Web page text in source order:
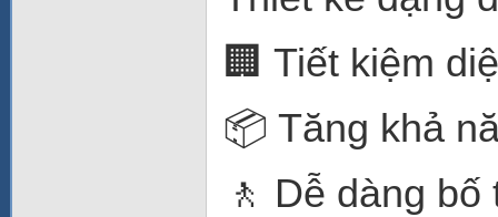
🏢 Tiết kiệm
📦 Tăng khả
🚶 Dễ dàng